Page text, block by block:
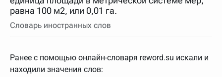
равна 100 м2, или 0,01 га.
Словарь иностранных слов
Ранее с помощью онлайн-словаря reword.su искали и
находили значения слов: